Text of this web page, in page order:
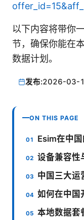
以下内容将带你
节，确保你能在
数据计划。
发布:2026-03-
ON THIS PAGE
Esim在中
设备兼容性
中国三大运
如何在中国
本地数据套